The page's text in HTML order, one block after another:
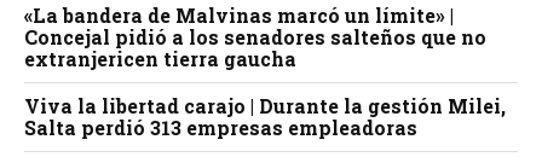
«La bandera de Malvinas marcó un límite» |
Concejal pidió a los senadores salteños que no
extranjericen tierra gaucha
Viva la libertad carajo | Durante la gestión Milei,
Salta perdió 313 empresas empleadoras